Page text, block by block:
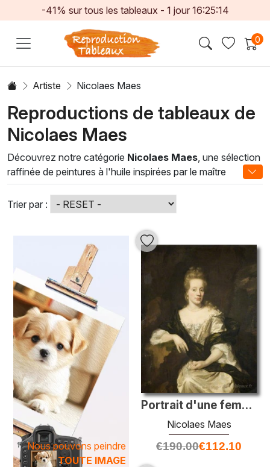
-41% sur tous les tableaux -1 jour 16:25:11
0
Artiste Nicolaes Maes
Reproductions de tableaux de
Nicolaes Maes
Découvrez notre catégorie Nicolaes Maes , une sélection
raffinée de peintures à l'huile inspirées par le maître
néerlandais du XVIIe siècle. Connu pour sa maîtrise du
clair-obscur et ses portraits intimistes, Maes a su capturer
l'essence même de la vie quotidienne de son époque. Nos
œuvres rendent hommage à son style et à sa technique,
en mettant en avant des scènes riches en détails et en
Chaque peinture à l'huile de notre collectionNicolaes
Maesest soigneusement sélectionnée pour apporter une
touche artistique unique à votre intérieur. Grâce à des
couleurs vibrantes et des compositions harmonieuses, ces
œuvres transcendent les simples murs pour créer une
atmosphère chaleureuse et élégante. Que vous souhaitiez
rehausser votre salon ou embellir un bureau, nos peintures
évoquent le raffinement et la créativité, invitant à la
contemplation et à l'évasion.
Trier par :
Nous pouvons peindre
TOUTE IMAGE
Portrait d'une femme
Nicolaes Maes
€190.00€112.10